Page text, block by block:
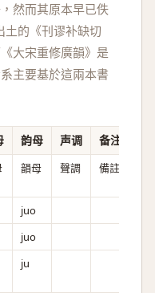
然而其原本早已佚
的《刊谬补缺切
大宋重修廣韻》是
主要基於這兩本書
韵母 声调 备注
韻母 聲調 備註
juo
juo
ju